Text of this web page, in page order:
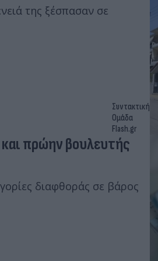
της ξέσπασαν σε
Συντακτική
Ομάδα
Flash.gr
πρώην βουλευτής
διαφθοράς σε βάρος